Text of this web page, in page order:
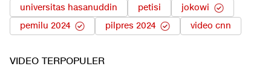
universitas hasanuddin petisi
jokowi
pemilu 2024
pilpres 2024 video cnn
VIDEO TERPOPULER